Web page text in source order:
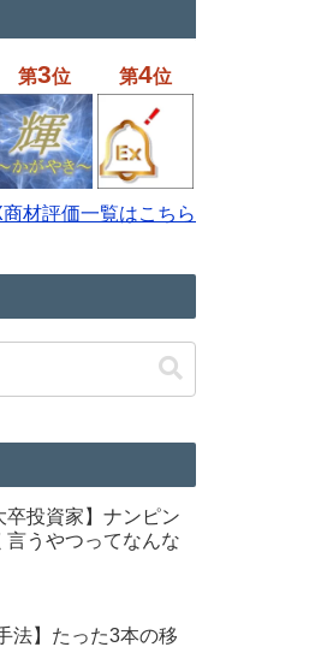
第3位 第4位
材評価一覧はこちら
卒投資家】ナンピン
言うやつってなんな
法】たった3本の移